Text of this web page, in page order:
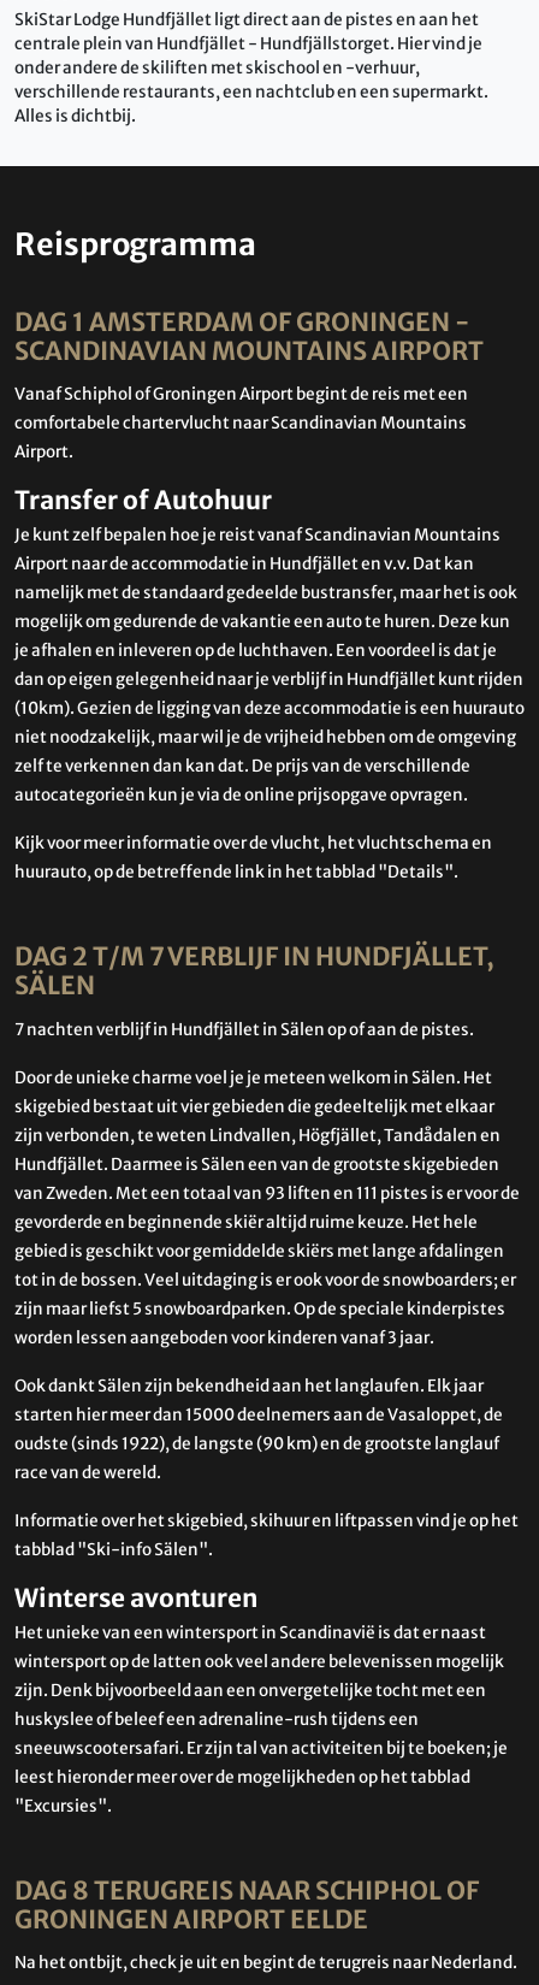
SkiStar Lodge Hundfjället ligt direct aan de pistes en aan het
centrale plein van Hundfjället - Hundfjällstorget. Hier vind je
onder andere de skiliften met skischool en -verhuur,
verschillende restaurants, een nachtclub en een supermarkt.
Alles is dichtbij.
Reisprogramma
DAG 1 AMSTERDAM OF GRONINGEN -
SCANDINAVIAN MOUNTAINS AIRPORT
Vanaf Schiphol of Groningen Airport begint de reis met een
comfortabele chartervlucht naar Scandinavian Mountains
Airport.
Transfer of Autohuur
Je kunt zelf bepalen hoe je reist vanaf Scandinavian Mountains
Airport naar de accommodatie in Hundfjället en v.v. Dat kan
namelijk met de standaard gedeelde bustransfer, maar het is ook
mogelijk om gedurende de vakantie een auto te huren. Deze kun
je afhalen en inleveren op de luchthaven. Een voordeel is dat je
dan op eigen gelegenheid naar je verblijf in Hundfjället kunt rijden
(10km). Gezien de ligging van deze accommodatie is een huurauto
niet noodzakelijk, maar wil je de vrijheid hebben om de omgeving
zelf te verkennen dan kan dat. De prijs van de verschillende
autocategorieën kun je via de online prijsopgave opvragen.
Kijk voor meer informatie over de vlucht, het vluchtschema en
huurauto, op de betreffende link in het tabblad "Details".
DAG 2 T/M 7 VERBLIJF IN HUNDFJÄLLET,
SÄLEN
7 nachten verblijf in Hundfjället in Sälen op of aan de pistes.
Door de unieke charme voel je je meteen welkom in Sälen. Het
skigebied bestaat uit vier gebieden die gedeeltelijk met elkaar
zijn verbonden, te weten Lindvallen, Högfjället, Tandådalen en
Hundfjället. Daarmee is Sälen een van de grootste skigebieden
van Zweden. Met een totaal van 93 liften en 111 pistes is er voor de
gevorderde en beginnende skiër altijd ruime keuze. Het hele
gebied is geschikt voor gemiddelde skiërs met lange afdalingen
tot in de bossen. Veel uitdaging is er ook voor de snowboarders; er
zijn maar liefst 5 snowboardparken. Op de speciale kinderpistes
worden lessen aangeboden voor kinderen vanaf 3 jaar.
Ook dankt Sälen zijn bekendheid aan het langlaufen. Elk jaar
starten hier meer dan 15000 deelnemers aan de Vasaloppet, de
oudste (sinds 1922), de langste (90 km) en de grootste langlauf
race van de wereld.
Informatie over het skigebied, skihuur en liftpassen vind je op het
tabblad "Ski-info Sälen".
Winterse avonturen
Het unieke van een wintersport in Scandinavië is dat er naast
wintersport op de latten ook veel andere belevenissen mogelijk
zijn. Denk bijvoorbeeld aan een onvergetelijke tocht met een
huskyslee of beleef een adrenaline-rush tijdens een
sneeuwscootersafari. Er zijn tal van activiteiten bij te boeken; je
leest hieronder meer over de mogelijkheden op het tabblad
"Excursies".
DAG 8 TERUGREIS NAAR SCHIPHOL OF
GRONINGEN AIRPORT EELDE
Na het ontbijt, check je uit en begint de terugreis naar Nederland.